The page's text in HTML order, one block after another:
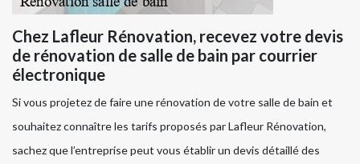
Chez Lafleur Rénovation, recevez votre devis
de rénovation de salle de bain par courrier
électronique
Si vous projetez de faire une rénovation de votre salle de bain et
souhaitez connaître les tarifs proposés par Lafleur Rénovation,
sachez que l’entreprise peut vous établir un devis détaillé des